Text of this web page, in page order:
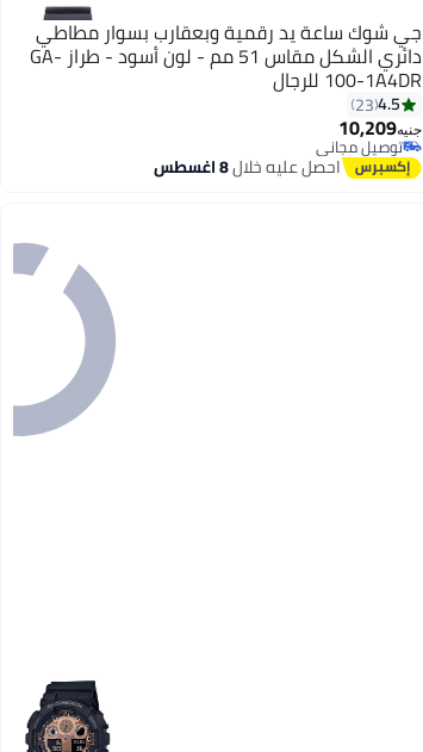
جي شوك ساعة يد رقمية وبعقارب بسوار مطاطي
دائري الشكل مقاس 51 مم - لون أسود - طراز GA-
100-1A4DR للرجال
4.5
23
جنيه10,209
توصيل مجاني
توصيل مجانياحصل عليه خلال8 اغسطس